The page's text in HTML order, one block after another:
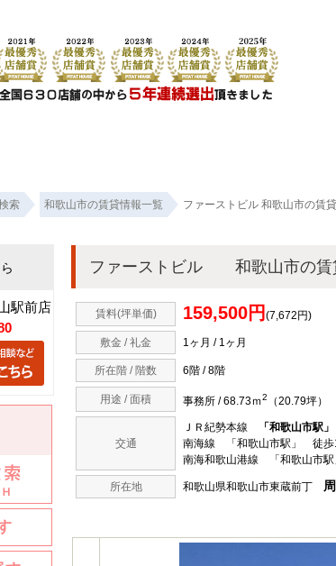
和歌山駅前店 株式会社スマートホーム
索 和歌山市の賃貸情報一覧 ファーストビル 和歌山市の賃
ファーストビル 和歌山市の賃
賃料(坪単価) 159,500円 (7,672円)
敷金 / 礼金 1ヶ月 / 1ヶ月
所在階 / 階数 6階 / 8階
用途 / 面積 事務所 / 68.73ｍ2 （20.79坪）
交通
ＪＲ紀勢本線 「和歌山市駅」
南海線 「和歌山市駅」 徒歩
南海和歌山港線 「和歌山市
所在地 和歌山県和歌山市東蔵前丁
駅前店